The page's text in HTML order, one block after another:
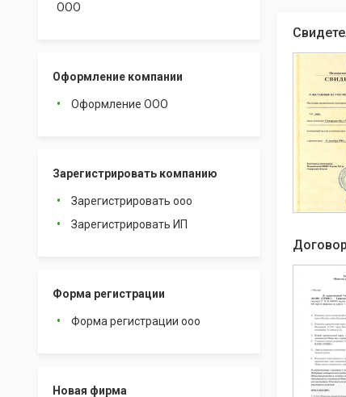
ООО
Оформление компании
Оформление ООО
Зарегистрировать компанию
Зарегистрировать ооо
Зарегистрировать ИП
Форма регистрации
Форма регистрации ооо
Новая фирма